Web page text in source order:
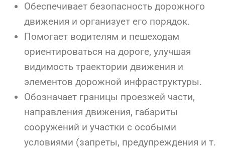
Обеспечивает безопасность дорожного
движения и организует его порядок.
Помогает водителям и пешеходам
ориентироваться на дороге, улучшая
видимость траектории движения и
элементов дорожной инфраструктуры.
Обозначает границы проезжей части,
направления движения, габариты
сооружений и участки с особыми
условиями (запреты, предупреждения и т.